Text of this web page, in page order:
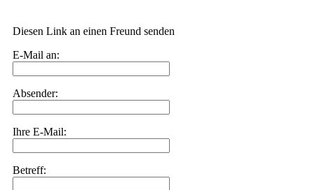
Diesen Link an einen Freund senden
E-Mail an:
Absender:
Ihre E-Mail:
Betreff: